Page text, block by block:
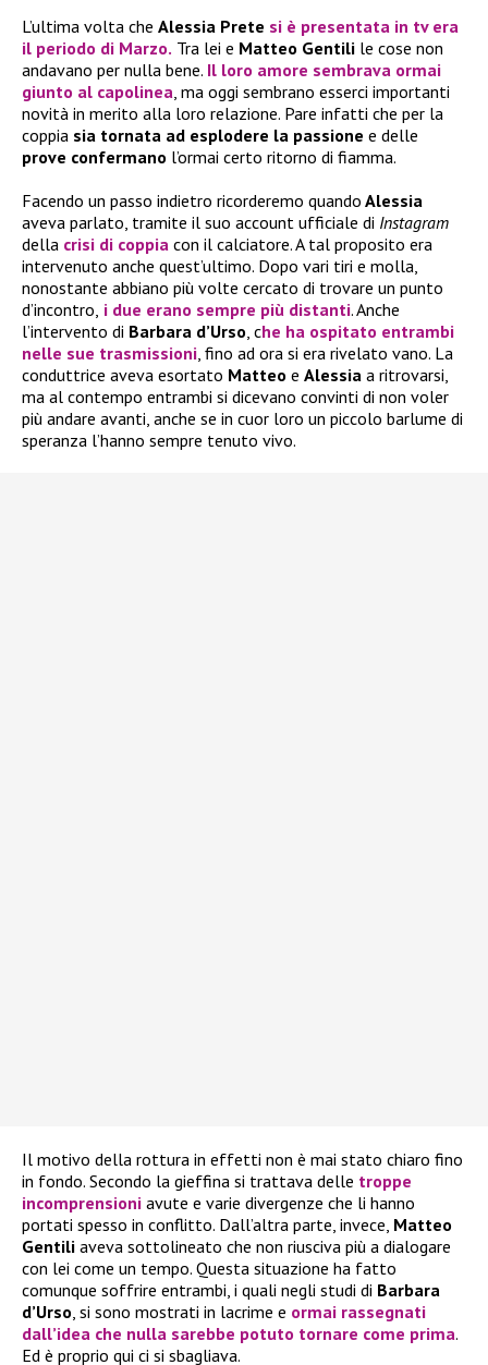
L’ultima volta che Alessia Prete si è presentata in tv era
il periodo di Marzo. Tra lei e Matteo Gentili le cose non
andavano per nulla bene. Il loro amore sembrava ormai
giunto al capolinea, ma oggi sembrano esserci importanti
novità in merito alla loro relazione. Pare infatti che per la
coppia sia tornata ad esplodere la passione e delle
prove confermano l’ormai certo ritorno di fiamma.
Facendo un passo indietro ricorderemo quando Alessia
aveva parlato, tramite il suo account ufficiale di Instagram
della crisi di coppia con il calciatore. A tal proposito era
intervenuto anche quest’ultimo. Dopo vari tiri e molla,
nonostante abbiano più volte cercato di trovare un punto
d’incontro, i due erano sempre più distanti. Anche
l’intervento di Barbara d’Urso, che ha ospitato entrambi
nelle sue trasmissioni, fino ad ora si era rivelato vano. La
conduttrice aveva esortato Matteo e Alessia a ritrovarsi,
ma al contempo entrambi si dicevano convinti di non voler
più andare avanti, anche se in cuor loro un piccolo barlume di
speranza l’hanno sempre tenuto vivo.
Il motivo della rottura in effetti non è mai stato chiaro fino
in fondo. Secondo la gieffina si trattava delle troppe
incomprensioni avute e varie divergenze che li hanno
portati spesso in conflitto. Dall’altra parte, invece, Matteo
Gentili aveva sottolineato che non riusciva più a dialogare
con lei come un tempo. Questa situazione ha fatto
comunque soffrire entrambi, i quali negli studi di Barbara
d’Urso, si sono mostrati in lacrime e ormai rassegnati
dall’idea che nulla sarebbe potuto tornare come prima.
Ed è proprio qui ci si sbagliava.